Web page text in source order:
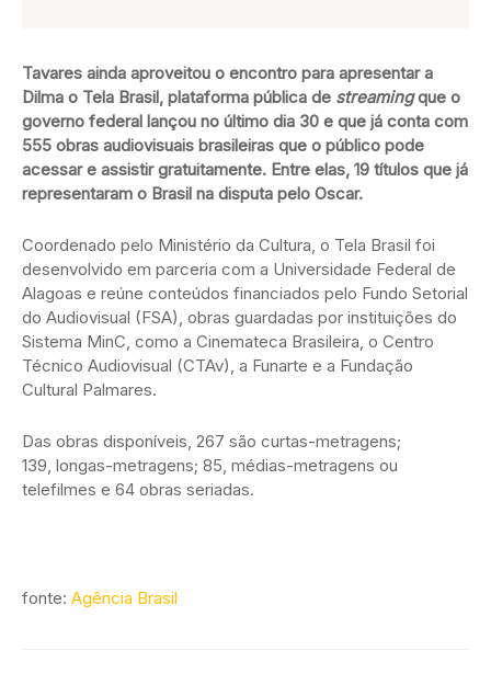
Tavares ainda aproveitou o encontro para apresentar a
Dilma o Tela Brasil, plataforma pública de streamingque o
governo federal lançou no último dia 30 e que já conta com
555 obras audiovisuais brasileiras que o público pode
acessar e assistir gratuitamente. Entre elas, 19 títulos que já
representaram o Brasil na disputa pelo Oscar.
Coordenado pelo Ministério da Cultura, o Tela Brasil foi
desenvolvido em parceria com a Universidade Federal de
Alagoas e reúne conteúdos financiados pelo Fundo Setorial
do Audiovisual (FSA), obras guardadas por instituições do
Sistema MinC, como a Cinemateca Brasileira, o Centro
Técnico Audiovisual (CTAv), a Funarte e a Fundação
Cultural Palmares.
Das obras disponíveis, 267 são curtas-metragens;
139, longas-metragens; 85, médias-metragens ou
telefilmes e 64 obras seriadas.
fonte: Agência Brasil